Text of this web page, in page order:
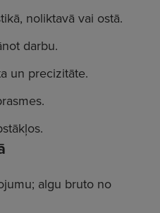
noliktavā vai ostā.
darbu.
un precizitāte.
algu bruto no